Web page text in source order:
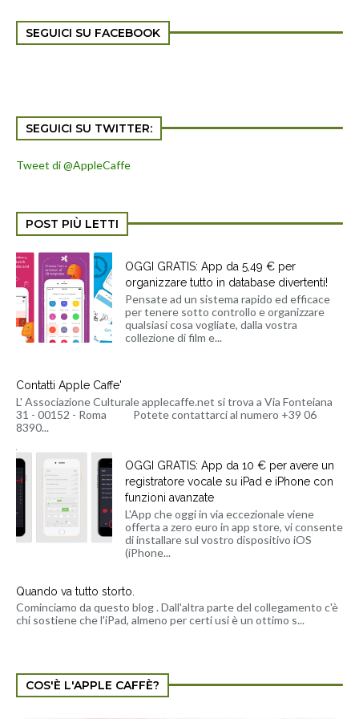
SEGUICI SU FACEBOOK
SEGUICI SU TWITTER:
Tweet di @AppleCaffe
POST PIÙ LETTI
OGGI GRATIS: App da 5,49 € per
organizzare tutto in database divertenti!
Pensate ad un sistema rapido ed efficace
per tenere sotto controllo e organizzare
qualsiasi cosa vogliate, dalla vostra
collezione di film e...
Contatti Apple Caffe'
L' Associazione Culturale applecaffe.net si trova a Via Fonteiana
31 - 00152 - Roma Potete contattarci al numero +39 06
8390...
OGGI GRATIS: App da 10 € per avere un
registratore vocale su iPad e iPhone con
funzioni avanzate
L'App che oggi in via eccezionale viene
offerta a zero euro in app store, vi consente
di installare sul vostro dispositivo iOS
(iPhone...
Quando va tutto storto.
Cominciamo da questo blog . Dall'altra parte del collegamento c'è
chi sostiene che l'iPad, almeno per certi usi è un ottimo s...
COS'È L'APPLE CAFFÈ?